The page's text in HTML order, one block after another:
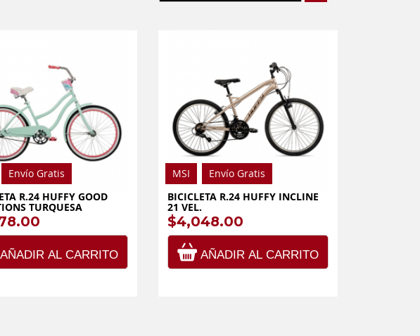
Envío Gratis
R.24 HUFFY GOOD
TURQUESA
AÑADIR AL CARRITO
MSI
Envío Gratis
BICICLETA R.24 HUFFY INCLINE
21 VEL.
$4,048.00
AÑADIR AL CARRITO